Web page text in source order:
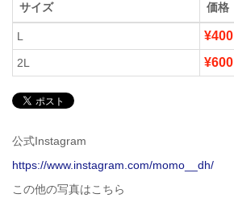
サイズ 価格
L ¥400
2L ¥600
公式Instagram
https://www.instagram.com/momo__dh/
この他の写真はこちら